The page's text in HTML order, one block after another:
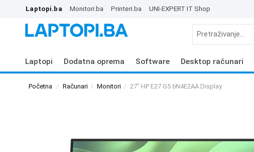
Laptopi.ba Monitori.ba Printeri.ba UNI-EXPERT IT Shop
Laptopi Dodatna oprema Software Desktop računari
Početna Računari Monitori 27" HP E27 G5 6N4E2AA Display